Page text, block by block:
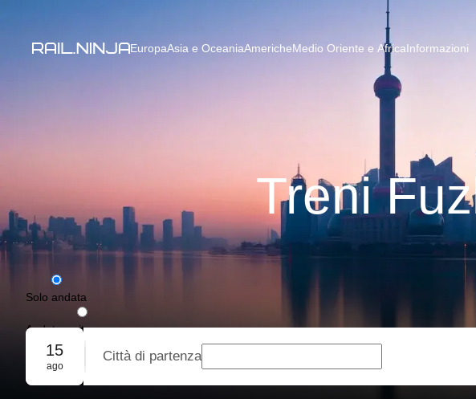
EuropaAsia e OceaniaAmericheMedio Oriente e AfricaInformazioni
Treni
Solo andata
Andata e ritorno
Prenotazione di gruppo
15
ago
Città di partenza